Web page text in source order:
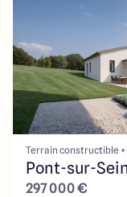
Terrain constructible +
Pont-sur-
297 000 €